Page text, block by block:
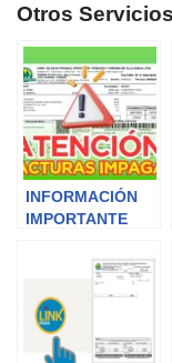
Otros
INFORMACIÓN
IMPORTANTE